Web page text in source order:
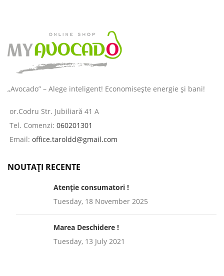
„Avocado” – Alege inteligent! Economisește energie și bani!
or.Codru Str. Jubiliară 41 A
Tel. Comenzi: 060201301
Email: office.taroldd@gmail.com
NOUTAȚI RECENTE
Atenție consumatori !
Tuesday, 18 November 2025
Marea Deschidere !
Tuesday, 13 July 2021